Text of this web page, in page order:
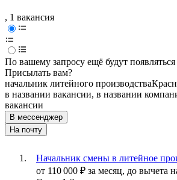
, 1 вакансия
По вашему запросу ещё будут
Присылать вам?
начальник литейного производства
в названии вакансии, в названии
вакансии
В мессенджер
На почту
Начальник смены в литейное
от 110 000 ₽ за месяц, до вычета